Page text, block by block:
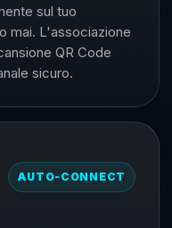
sul tuo
mai. L'associazione
QR Code
sicuro.
AUTO-CONNECT